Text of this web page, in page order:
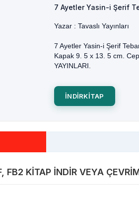
7 Ayetler Yasin-i Şerif
Yazar : Tavaslı Yayınları
7 Ayetler Yasin-i Şerif
Kapak 9. 5 x 13. 5 cm.
YAYINLARI.
INDIRKITAP
FB2 KITAP INDIR VEYA